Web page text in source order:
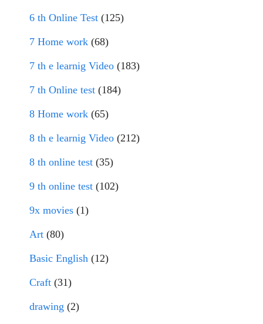
6 th Online Test (125)
7 Home work (68)
7 th e learnig Video (183)
7 th Online test (184)
8 Home work (65)
8 th e learnig Video (212)
8 th online test (35)
9 th online test (102)
9x movies (1)
Art (80)
Basic English (12)
Craft (31)
drawing (2)